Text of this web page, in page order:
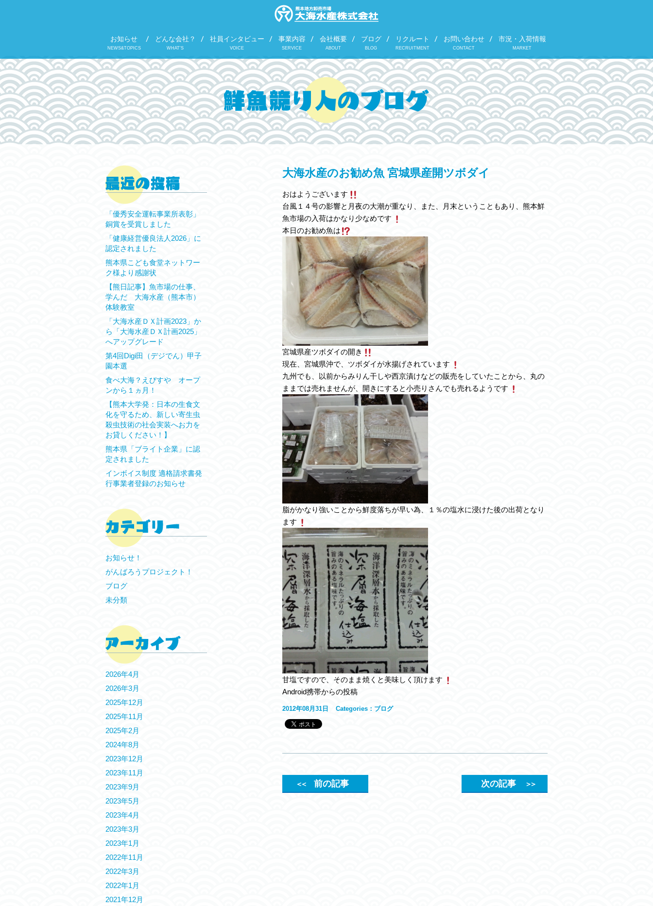
お知らせ
NEWS&TOPICS
どんな会社？
WHAT'S
社員インタビュー
VOICE
事業内容
SERVICE
会社概要
ABOUT
ブログ
BLOG
リクルート
RECRUITMENT
お問い合わせ
CONTACT
市況・入荷情報
MARKET
大海水産のお勧め魚 宮城県産開ツボダイ
おはようございます
台風１４号の影響と月夜の大潮が重なり、また、月末ということもあり、熊本鮮
魚市場の入荷はかなり少なめです
本日のお勧め魚は
宮城県産ツボダイの開き
現在、宮城県沖で、ツボダイが水揚げされています
九州でも、以前からみりん干しや西京漬けなどの販売をしていたことから、丸の
ままでは売れませんが、開きにすると小売りさんでも売れるようです
脂がかなり強いことから鮮度落ちが早い為、１％の塩水に浸けた後の出荷となり
ます
甘塩ですので、そのまま焼くと美味しく頂けます
Android携帯からの投稿
2012年08月31日 Categories： ブログ
＜＜前の記事 次の記事 ＞＞
「優秀安全運転事業所表彰」
銅賞を受賞しました
「健康経営優良法人2026」に
認定されました
熊本県こども食堂ネットワー
ク様より感謝状
【熊日記事】魚市場の仕事、
学んだ 大海水産（熊本市）
体験教室
「大海水産ＤＸ計画2023」か
ら「大海水産ＤＸ計画2025」
へアップグレード
第4回Digi田（デジでん）甲子
園本選
食べ大海？えびすや オープ
ンから１ヵ月！
【熊本大学発：日本の生食文
化を守るため、新しい寄生虫
殺虫技術の社会実装へお力を
お貸しください！】
熊本県「ブライト企業」に認
定されました
インボイス制度 適格請求書発
行事業者登録のお知らせ
お知らせ！
がんばろうプロジェクト！
ブログ
未分類
2026年4月
2026年3月
2025年12月
2025年11月
2025年2月
2024年8月
2023年12月
2023年11月
2023年9月
2023年5月
2023年4月
2023年3月
2023年1月
2022年11月
2022年3月
2022年1月
2021年12月